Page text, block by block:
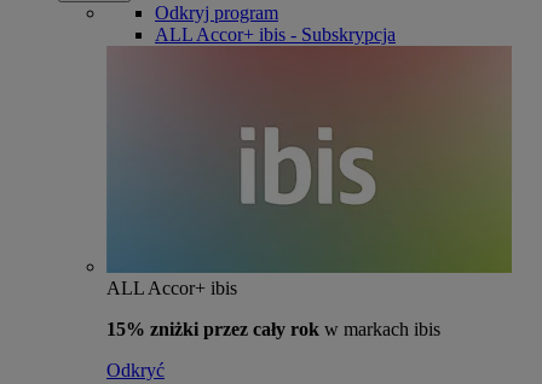
Odkryj program
ALL Accor+ ibis - Subskrypcja
ALL Accor+ ibis
15% zniżki przez cały rok w markach ibis
Odkryć